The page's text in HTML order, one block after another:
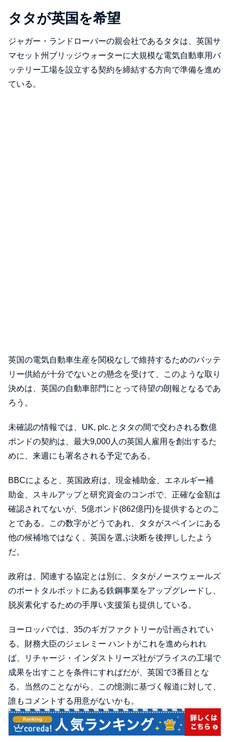
タタが英国を希望
ジャガー・ランドローバーの親会社であるタタは、英国サ
マセット州ブリッジウォーターに大規模な電気自動車用バ
ッテリー工場を設立する契約を締結する方向で準備を進め
ている。
英国の電気自動車生産を関税なしで維持するためのバッテ
リー供給が十分でないとの懸念を受けて、このような取り
決めは、英国の自動車部門にとって待望の朗報となるであ
ろう。
未確認の情報では、UK, plc.とタタの間で交わされる数億
ポンドの契約は、最大9,000人の英国人雇用を創出するた
めに、来週にも署名される予定である。
BBCによると、英国政府は、現金補助金、エネルギー補
助金、スキルアップと研究資金のコンボで、正確な金額は
確認されてないが、5億ポンド(862億円)を提供するとのこ
とである。この数字がどうであれ、タタがスペインにある
他の候補地ではなく、英国を選ぶ決断を後押ししたよう
だ。
政府は、関連する協定とは別に、タタがノースウェールズ
のポートタルボットにある鉄鋼事業をアップグレードし、
脱炭素化するための手厚い支援策も提供している。
ヨーロッパでは、35のギガファクトリーが計画されてい
る。財務大臣のジェレミー ハントがこれを進められれ
ば、リチャージ・インダストリーズ社がブライスの工場で
成果を出すことを条件にすればだが、英国で3番目とな
る。当然のことながら、この憶測に基づく報道に対して、
誰もコメントする用意がないかも。